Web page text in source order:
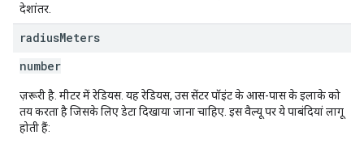
देशांतर.
radiusMeters
number
ज़रूरी है. मीटर में रेडियस. यह रेडियस, उस सेंटर पॉइंट के आस-पास के इलाके को
तय करता है जिसके लिए डेटा दिखाया जाना चाहिए. इस वैल्यू पर ये पाबंदियां लागू
होती हैं: